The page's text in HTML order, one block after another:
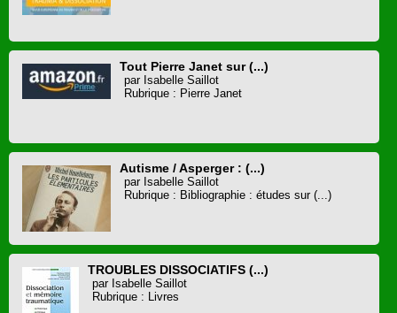
Tout Pierre Janet sur (...)
par Isabelle Saillot
Rubrique : Pierre Janet
Autisme / Asperger : (...)
par Isabelle Saillot
Rubrique : Bibliographie : études sur (...)
TROUBLES DISSOCIATIFS (...)
par Isabelle Saillot
Rubrique : Livres